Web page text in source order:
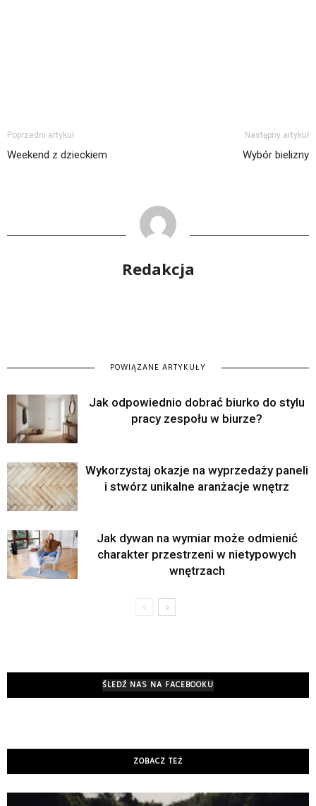
Poprzedni artykuł
Weekend z dzieckiem
Następny artykuł
Wybór bielizny
Redakcja
POWIĄZANE ARTYKUŁY
Jak odpowiednio dobrać biurko do stylu
pracy zespołu w biurze?
Wykorzystaj okazje na wyprzedaży paneli
i stwórz unikalne aranżacje wnętrz
Jak dywan na wymiar może odmienić
charakter przestrzeni w nietypowych
wnętrzach
ŚLEDŹ NAS NA FACEBOOKU
ZOBACZ TEŻ